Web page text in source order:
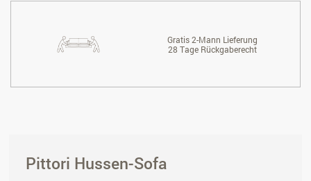
Gratis 2-Mann Lieferung
28 Tage Rückgaberecht
Pittori Hussen-Sofa